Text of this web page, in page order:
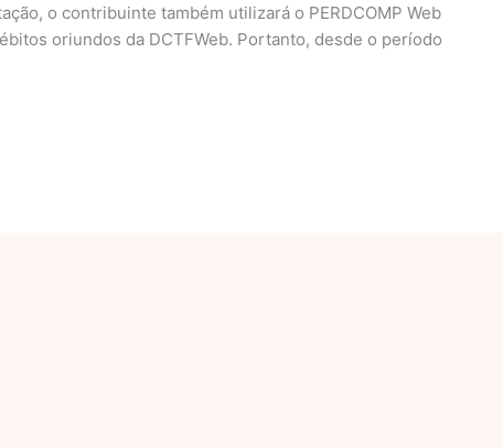
o contribuinte também utilizará o PERDCOMP Web
oriundos da DCTFWeb. Portanto, desde o período